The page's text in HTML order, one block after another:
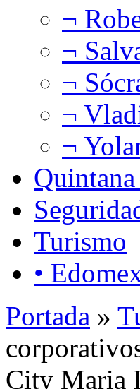
¬
¬
¬
¬
¬
Turismo
•
Portada »
City Maria